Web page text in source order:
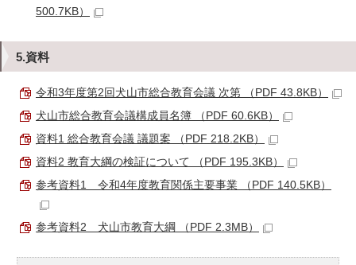
500.7KB）
5.資料
令和3年度第2回犬山市総合教育会議 次第 （PDF 43.8KB）
犬山市総合教育会議構成員名簿 （PDF 60.6KB）
資料1 総合教育会議 議題案 （PDF 218.2KB）
資料2 教育大綱の検証について （PDF 195.3KB）
参考資料1 令和4年度教育関係主要事業 （PDF 140.5KB）
参考資料2 犬山市教育大綱 （PDF 2.3MB）